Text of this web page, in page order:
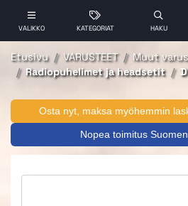
VALIKKO KATEGORIAT HAKU
Etusivu VARUSTEET
Muut
Radiopuhelimet ja headsetit
Osta nyt, maksa myöhemmin
Nopea toimitus